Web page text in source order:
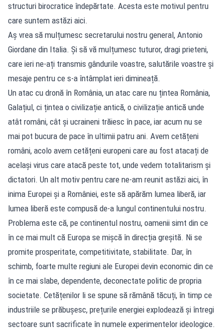
structuri birocratice îndepărtate. Acesta este motivul pentru
care suntem astăzi aici.
Aș vrea să mulțumesc secretarului nostru general, Antonio
Giordane din Italia. Și să vă mulțumesc tuturor, dragi prieteni,
care ieri ne-ați transmis gândurile voastre, salutările voastre și
mesaje pentru ce s-a întâmplat ieri dimineață.
Un atac cu dronă în România, un atac care nu țintea România,
Galațiul, ci țintea o civilizație antică, o civilizație antică unde
atât români, cât și ucraineni trăiesc în pace, iar acum nu se
mai pot bucura de pace în ultimii patru ani. Avem cetățeni
români, acolo avem cetățeni europeni care au fost atacați de
același virus care atacă peste tot, unde vedem totalitarism și
dictatori. Un alt motiv pentru care ne-am reunit astăzi aici, în
inima Europei și a României, este să apărăm lumea liberă, iar
lumea liberă este compusă de-a lungul continentului nostru.
Problema este că, pe continentul nostru, oamenii simt din ce
în ce mai mult că Europa se mișcă în direcția greșită. Ni se
promite prosperitate, competitivitate, stabilitate. Dar, în
schimb, foarte multe regiuni ale Europei devin economic din ce
în ce mai slabe, dependente, deconectate politic de propria
societate. Cetățenilor li se spune să rămână tăcuți, în timp ce
industriile se prăbușesc, prețurile energiei explodează și întregi
sectoare sunt sacrificate în numele experimentelor ideologice.